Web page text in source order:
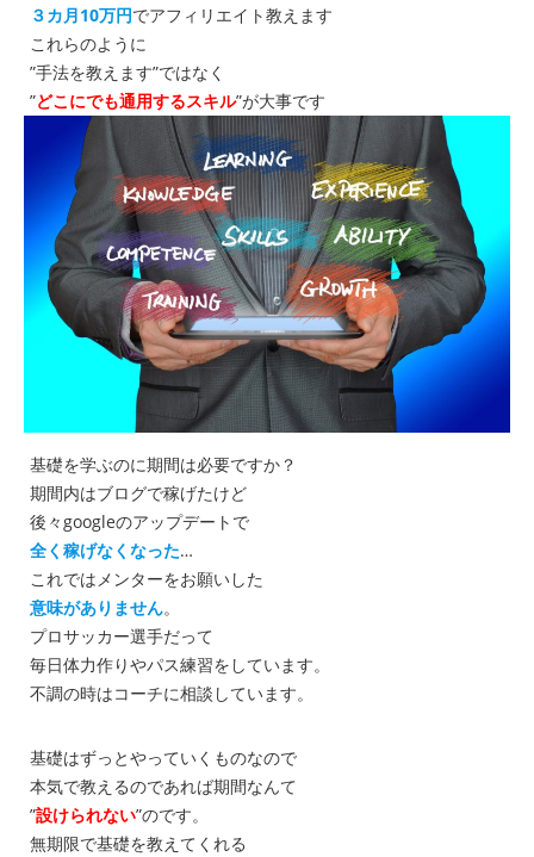
３カ月10万円でアフィリエイト教えます
これらのように
”手法を教えます”ではなく
”どこにでも通用するスキル”が大事です
基礎を学ぶのに期間は必要ですか？
期間内はブログで稼げたけど
後々googleのアップデートで
全く稼げなくなった…
これではメンターをお願いした
意味がありません。
プロサッカー選手だって
毎日体力作りやパス練習をしています。
不調の時はコーチに相談しています。
基礎はずっとやっていくものなので
本気で教えるのであれば期間なんて
”設けられない”のです。
無期限で基礎を教えてくれる